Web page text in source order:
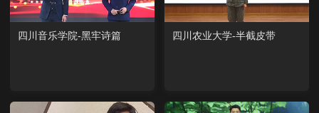
四川音乐学院-黑牢诗篇 四川农业大学-半截皮带